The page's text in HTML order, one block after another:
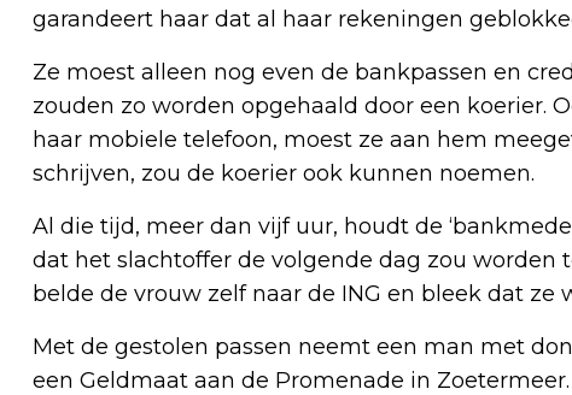
garandeert haar dat al haar rekeningen
Ze moest alleen nog even de bankpassen en
zouden zo worden opgehaald door een koerier.
haar mobiele telefoon, moest ze aan hem
schrijven, zou de koerier ook kunnen noemen.
Al die tijd, meer dan vijf uur, houdt de
dat het slachtoffer de volgende dag zou worden
belde de vrouw zelf naar de ING en bleek dat ze
Met de gestolen passen neemt een man met
een Geldmaat aan de Promenade in